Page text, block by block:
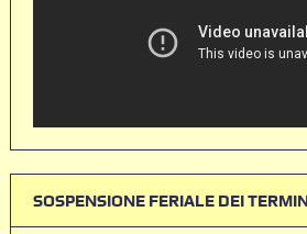
SOSPENSIONE FERIALE DEI